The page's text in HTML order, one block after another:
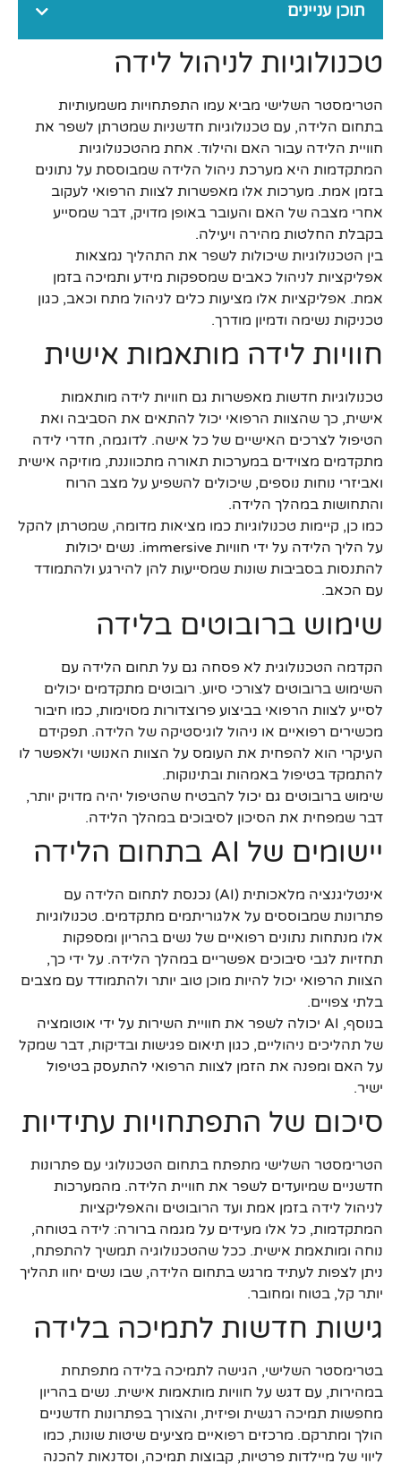
תוכן עניינים
טכנולוגיות לניהול לידה
הטרימסטר השלישי מביא עמו התפתחויות משמעותיות
בתחום הלידה, עם טכנולוגיות חדשניות שמטרתן לשפר את
חוויית הלידה עבור האם והילוד. אחת מהטכנולוגיות
המתקדמות היא מערכת ניהול הלידה שמבוססת על נתונים
בזמן אמת. מערכות אלו מאפשרות לצוות הרפואי לעקוב
אחרי מצבה של האם והעובר באופן מדויק, דבר שמסייע
בקבלת החלטות מהירה ויעילה.
בין הטכנולוגיות שיכולות לשפר את התהליך נמצאות
אפליקציות לניהול כאבים שמספקות מידע ותמיכה בזמן
אמת. אפליקציות אלו מציעות כלים לניהול מתח וכאב, כגון
טכניקות נשימה ודמיון מודרך.
חוויות לידה מותאמות אישית
טכנולוגיות חדשות מאפשרות גם חוויות לידה מותאמות
אישית, כך שהצוות הרפואי יכול להתאים את הסביבה ואת
הטיפול לצרכים האישיים של כל אישה. לדוגמה, חדרי לידה
מתקדמים מצוידים במערכות תאורה מתכווננת, מוזיקה אישית
ואביזרי נוחות נוספים, שיכולים להשפיע על מצב הרוח
והתחושות במהלך הלידה.
כמו כן, קיימות טכנולוגיות כמו מציאות מדומה, שמטרתן להקל
על הליך הלידה על ידי חוויות immersive. נשים יכולות
להתנסות בסביבות שונות שמסייעות להן להירגע ולהתמודד
עם הכאב.
שימוש ברובוטים בלידה
הקדמה הטכנולוגית לא פסחה גם על תחום הלידה עם
השימוש ברובוטים לצורכי סיוע. רובוטים מתקדמים יכולים
לסייע לצוות הרפואי בביצוע פרוצדורות מסוימות, כמו חיבור
מכשירים רפואיים או ניהול לוגיסטיקה של הלידה. תפקידם
העיקרי הוא להפחית את העומס על הצוות האנושי ולאפשר לו
להתמקד בטיפול באמהות ובתינוקות.
שימוש ברובוטים גם יכול להבטיח שהטיפול יהיה מדויק יותר,
דבר שמפחית את הסיכון לסיבוכים במהלך הלידה.
יישומים של AI בתחום הלידה
אינטליגנציה מלאכותית (AI) נכנסת לתחום הלידה עם
פתרונות שמבוססים על אלגוריתמים מתקדמים. טכנולוגיות
אלו מנתחות נתונים רפואיים של נשים בהריון ומספקות
תחזיות לגבי סיבוכים אפשריים במהלך הלידה. על ידי כך,
הצוות הרפואי יכול להיות מוכן טוב יותר ולהתמודד עם מצבים
בלתי צפויים.
בנוסף, AI יכולה לשפר את חוויית השירות על ידי אוטומציה
של תהליכים ניהוליים, כגון תיאום פגישות ובדיקות, דבר שמקל
על האם ומפנה את הזמן לצוות הרפואי להתעסק בטיפול
ישיר.
סיכום של התפתחויות עתידיות
הטרימסטר השלישי מתפתח בתחום הטכנולוגי עם פתרונות
חדשניים שמיועדים לשפר את חוויית הלידה. מהמערכות
לניהול לידה בזמן אמת ועד הרובוטים והאפליקציות
המתקדמות, כל אלו מעידים על מגמה ברורה: לידה בטוחה,
נוחה ומותאמת אישית. ככל שהטכנולוגיה תמשיך להתפתח,
ניתן לצפות לעתיד מרגש בתחום הלידה, שבו נשים יחוו תהליך
יותר קל, בטוח ומחובר.
גישות חדשות לתמיכה בלידה
בטרימסטר השלישי, הגישה לתמיכה בלידה מתפתחת
במהירות, עם דגש על חוויות מותאמות אישית. נשים בהריון
מחפשות תמיכה רגשית ופיזית, והצורך בפתרונות חדשניים
הולך ומתרקם. מרכזים רפואיים מציעים שיטות שונות, כמו
ליווי של מיילדות פרטיות, קבוצות תמיכה, וסדנאות להכנה